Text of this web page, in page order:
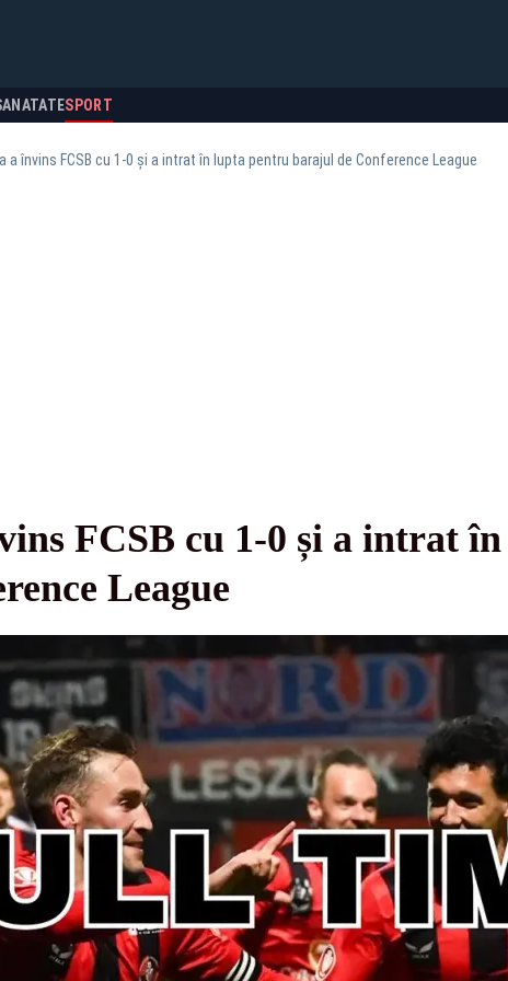
SPORT
a învins FCSB cu 1-0 și a intrat în lupta pentru barajul de Conference League
FCSB cu 1-0 și a intrat
League